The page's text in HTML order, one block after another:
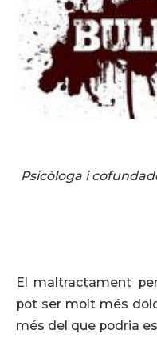
Psicòloga i
El maltractament
pot ser molt més
més del que podria